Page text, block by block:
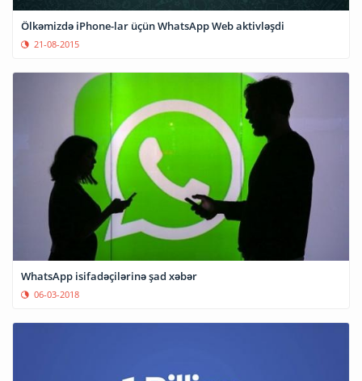
Ölkəmizdə iPhone-lar üçün WhatsApp Web aktivləşdi
21-08-2015
WhatsApp isifadəçilərinə şad xəbər
06-03-2018